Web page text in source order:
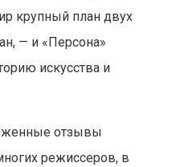
крупный план двух
— и «Персона»
искусства и
отзывы
режиссеров, в